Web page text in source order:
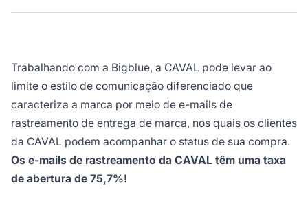
Trabalhando com a Bigblue, a CAVAL pode levar ao
limite o estilo de comunicação diferenciado que
caracteriza a marca por meio de e-mails de
rastreamento de entrega de marca, nos quais os clientes
da CAVAL podem acompanhar o status de sua compra.
Os e-mails de rastreamento da CAVAL têm uma taxa
de abertura de 75,7%!